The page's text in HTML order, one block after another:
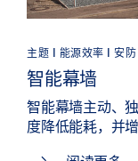
主题 | 能源效率 | 安
智能幕墙
智能幕墙主动、
度降低能耗，并